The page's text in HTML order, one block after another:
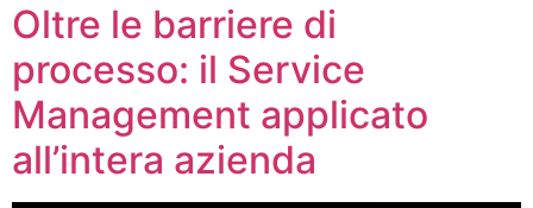
Oltre le barriere di
processo: il Service
Management applicato
all’intera azienda